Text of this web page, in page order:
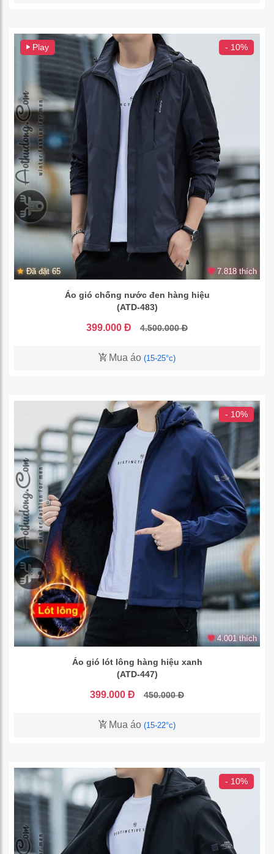
- 10%
Play
Đã đặt 65 7.818 thích
Áo gió chống nước đen hàng hiệu
(ATD-483)
399.000 Đ 4.500.000 Đ
Mua áo (15-25°c)
- 10%
4.001 thích
Áo gió lót lông hàng hiệu xanh
(ATD-447)
399.000 Đ 450.000 Đ
Mua áo (15-22°c)
- 10%